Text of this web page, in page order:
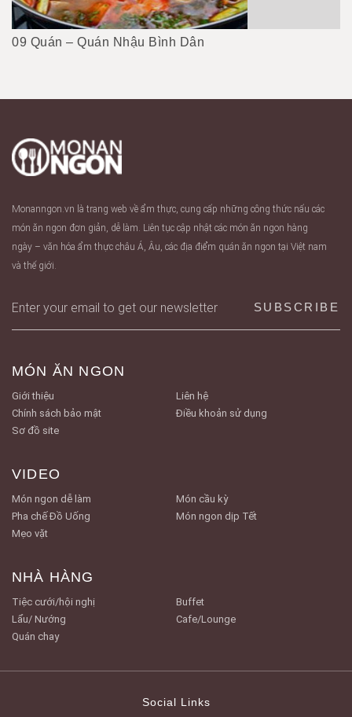
09 Quán – Quán Nhậu Bình Dân
Monanngon.vn là trang web về ẩm thực, cung cấp những công thức nấu các
món ăn ngon đơn giản, dễ làm. Liên tục cập nhật các món ăn ngon hàng
ngày – văn hóa ẩm thực châu Á, Âu, các địa điểm quán ăn ngon tại Việt nam
và thế giới.
MÓN ĂN NGON
Giới thiệu
Liên hệ
Chính sách bảo mật
Điều khoản sử dụng
Sơ đồ site
VIDEO
Món ngon dễ làm
Món cầu kỳ
Pha chế Đồ Uống
Món ngon dịp Tết
Mẹo vặt
NHÀ HÀNG
Tiệc cưới/hội nghị
Buffet
Lẩu/ Nướng
Cafe/Lounge
Quán chay
Social Links